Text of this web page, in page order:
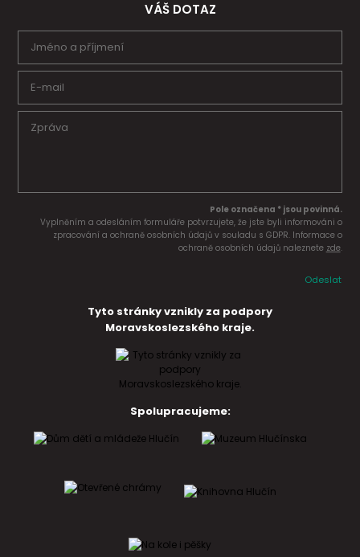
VÁŠ DOTAZ
Pole označena * jsou povinná.
Vyplněním a odesláním formuláře potvrzujete, že jste byli informováni o
zpracování a ochraně osobních údajů v souladu s GDPR. Informace o
ochraně osobních údajů naleznete zde.
Odeslat
Tyto stránky vznikly za podpory
Moravskoslezského kraje.
Spolupracujeme: